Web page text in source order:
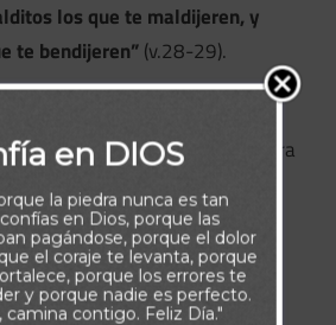
los que te maldijeren, y
te bendijeren”(v.28-29).
engaño,
irreversible, que Dios usará para
el Engaño y Llora
(Génesis 27:30-40)
en DIOS
la piedra nunca es tan
en Dios, porque las
pagándose, porque el dolor
el coraje te levanta, porque
porque los errores te
y porque nadie es perfecto.
camina contigo. Feliz Día."